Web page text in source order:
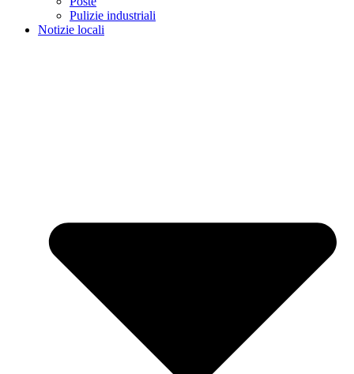
Pulizie industriali
Notizie locali